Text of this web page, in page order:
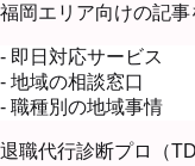
福岡エリア向けの記事
- 即日対応サービス
- 地域の相談窓口
- 職種別の地域事情
退職代行診断プロ（